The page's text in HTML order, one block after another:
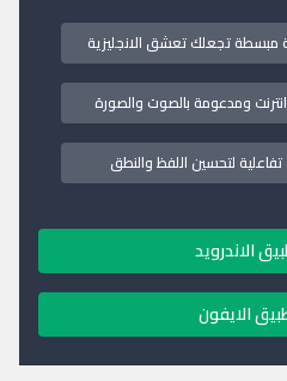
مبسطة تجعلك تعشق الانجليزية
ومدعومة بالصوت والصورة
الاندرويد
الايفون